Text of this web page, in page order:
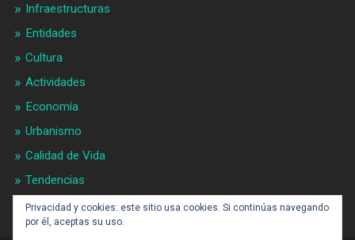
Infraestructuras
Entidades
Cultura
Actividades
Economía
Urbanismo
Calidad de Vida
Tendencias
Gran BCN
Privacidad y cookies: este sitio usa cookies. Si continúas navegando
por él, aceptas su uso.